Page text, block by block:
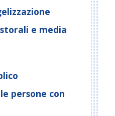
e media
persone con